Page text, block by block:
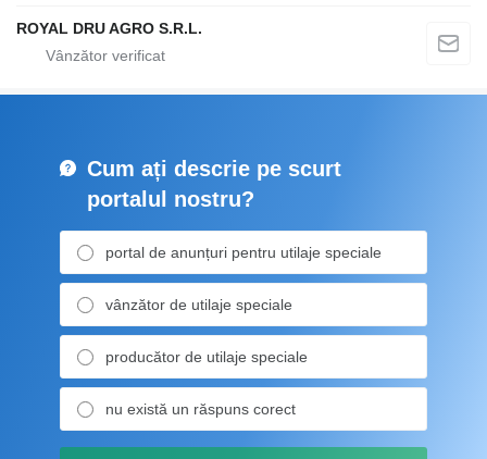
ROYAL DRU AGRO S.R.L.
Cum ați descrie pe scurt
portalul nostru?
portal de anunțuri pentru utilaje speciale
vânzător de utilaje speciale
producător de utilaje speciale
nu există un răspuns corect